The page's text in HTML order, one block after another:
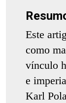
Este
como
vínculo
e
Karl